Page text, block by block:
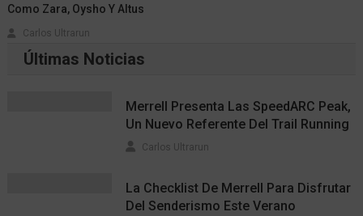
Como Zara, Oysho Y Altus
Carlos Ultrarun
Últimas Noticias
Merrell Presenta Las SpeedARC Peak,
Un Nuevo Referente Del Trail Running
Carlos Ultrarun
La Checklist De Merrell Para Disfrutar
Del Senderismo Este Verano